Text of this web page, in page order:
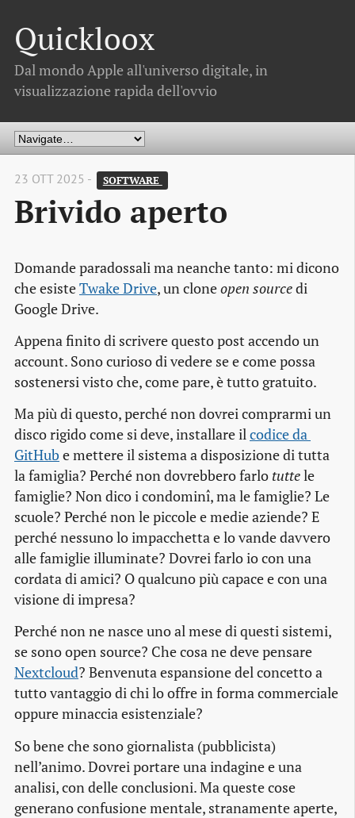
Quickloox
Dal mondo Apple all'universo digitale, in
visualizzazione rapida dell'ovvio
23 OTT 2025 - SOFTWARE
Brivido aperto
Domande paradossali ma neanche tanto: mi dicono
che esisteTwake Drive, un cloneopen sourcedi
Google Drive.
Appena finito di scrivere questo post accendo un
account. Sono curioso di vedere se e come possa
sostenersi visto che, come pare, è tutto gratuito.
Ma più di questo, perché non dovrei comprarmi un
disco rigido come si deve, installare ilcodice da
GitHub e mettere il sistema a disposizione di tutta
la famiglia? Perché non dovrebbero farlo tuttele
famiglie? Non dico i condominî, ma le famiglie? Le
scuole? Perché non le piccole e medie aziende? E
perché nessuno lo impacchetta e lo vande davvero
alle famiglie illuminate? Dovrei farlo io con una
cordata di amici? O qualcuno più capace e con una
visione di impresa?
Perché non ne nasce uno al mese di questi sistemi,
se sono open source? Che cosa ne deve pensare
Nextcloud? Benvenuta espansione del concetto a
tutto vantaggio di chi lo offre in forma commerciale
oppure minaccia esistenziale?
So bene che sono giornalista (pubblicista)
nell’animo. Dovrei portare una indagine e una
analisi, con delle conclusioni. Ma queste cose
generano confusione mentale, stranamente aperte,